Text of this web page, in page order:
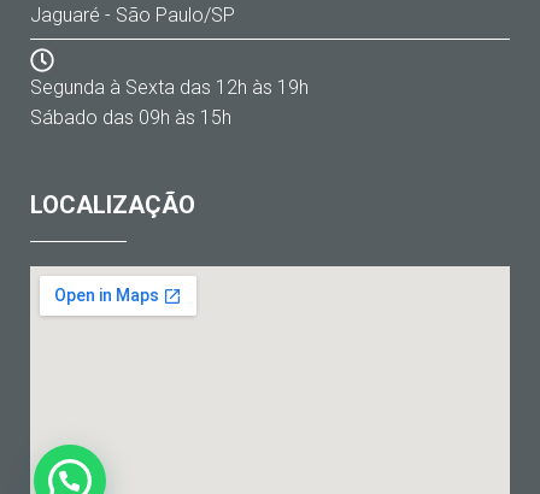
Jaguaré - São Paulo/SP
Segunda à Sexta das 12h às 19h
Sábado das 09h às 15h
LOCALIZAÇÃO